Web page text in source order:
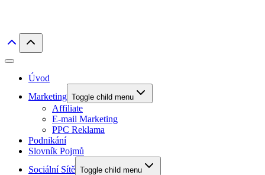
Úvod
Marketing Toggle child menu
Affiliate
E-mail Marketing
PPC Reklama
Podnikání
Slovník Pojmů
Sociální Sítě Toggle child menu